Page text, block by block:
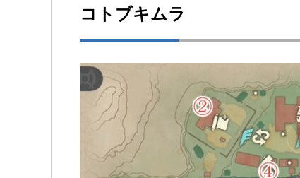
コトブキムラ